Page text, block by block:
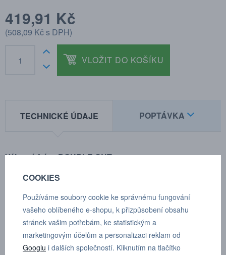
419,91 Kč
(508,09 Kčs DPH)
VLOŽIT DO KOŠÍKU
TECHNICKÉ ÚDAJE POPTÁVKA
Válcová fréza DOUBLE CUT
• Pro použití na všechny železné kovy, jako jsou:
– Ocel < 60 HRC
– Nerezová ocel (INOX)
– Slitina niklu a titanu
• Dále měď, mosaz, bronz
COOKIES
Používáme soubory cookie ke správnému fungování
vašeho oblíbeného e-shopu, k přizpůsobení obsahu
stránek vašim potřebám, ke statistickým a
marketingovým účelům a personalizaci reklam od
Googlu i dalších společností. Kliknutím na tlačítko